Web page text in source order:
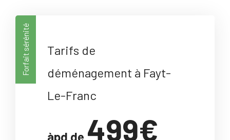
Forfait sérénité
Tarifs de
déménagement à Fayt-
Le-Franc
àpd de 499€